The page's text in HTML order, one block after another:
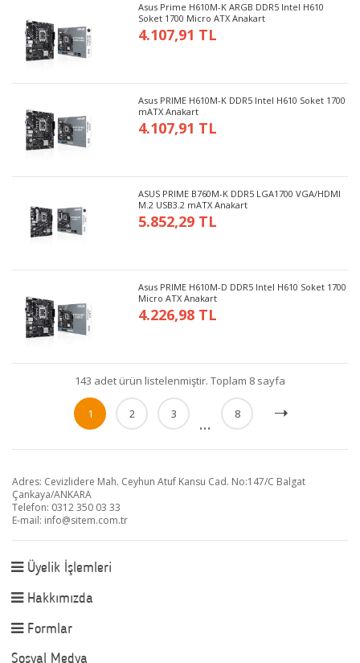
Asus Prime H610M-K ARGB DDR5 Intel H610
Soket 1700 Micro ATX Anakart
4.107,91 TL
Asus PRIME H610M-K DDR5 Intel H610 Soket 1700
mATX Anakart
4.107,91 TL
ASUS PRIME B760M-K DDR5 LGA1700 VGA/HDMI
M.2 USB3.2 mATX Anakart
5.852,29 TL
Asus PRIME H610M-D DDR5 Intel H610 Soket 1700
Micro ATX Anakart
4.226,98 TL
143 adet ürün listelenmiştir. Toplam 8 sayfa
1 2 3 ... 8
Adres: Cevizlidere Mah. Ceyhun Atuf Kansu Cad. No:147/C Balgat
Çankaya/ANKARA
Telefon: 0312 350 03 33
E-mail: info@sitem.com.tr
Üyelik İşlemleri
Hakkımızda
Formlar
Sosyal Medya